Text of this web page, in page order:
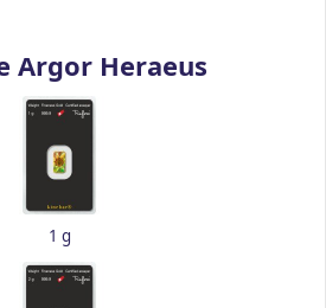
Argor Heraeus
1 g